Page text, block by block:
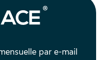
par e-mail